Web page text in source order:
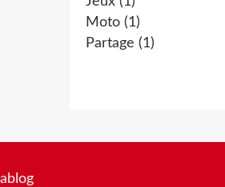
Moto (1)
Partage (1)